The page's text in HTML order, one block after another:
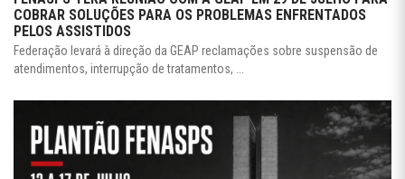
COBRAR SOLUÇÕES PARA OS PROBLEMAS ENFRENTADOS
PELOS ASSISTIDOS
Federação levará à direção da GEAP reclamações sobre suspensão de
atendimentos, interrupção de tratamentos, ...